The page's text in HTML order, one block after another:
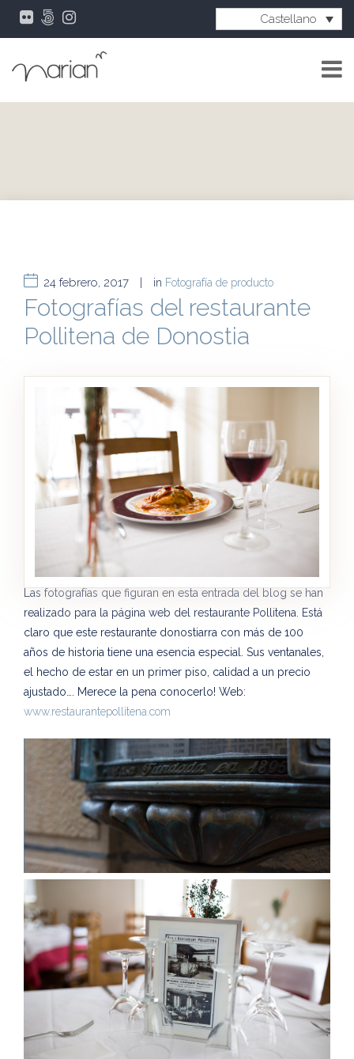
Castellano
24 febrero, 2017 | in Fotografía de producto
Fotografías del restaurante
Pollitena de Donostia
Las fotografías que figuran en esta entrada del blog se han
realizado para la página web del restaurante Pollitena. Está
claro que este restaurante donostiarra con más de 100
años de historia tiene una esencia especial. Sus ventanales,
el hecho de estar en un primer piso, calidad a un precio
ajustado…. Merece la pena conocerlo! Web:
www.restaurantepollitena.com